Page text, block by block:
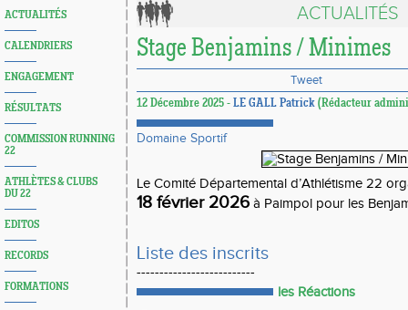
ACTUALITÉS
CALENDRIERS
ENGAGEMENT
RÉSULTATS
COMMISSION RUNNING
22
ATHLÈTES & CLUBS
DU 22
EDITOS
RECORDS
FORMATIONS
ACTUALITÉS
Stage Benjamins / Minimes
Tweet
12 Décembre 2025 - LE GALL Patrick (Rédacteur
Domaine Sportif
Le Comité Départemental d’Athlétisme 22
18 février 2026 à Paimpol pour les
Liste des inscrits
--------------------------
les Réactions